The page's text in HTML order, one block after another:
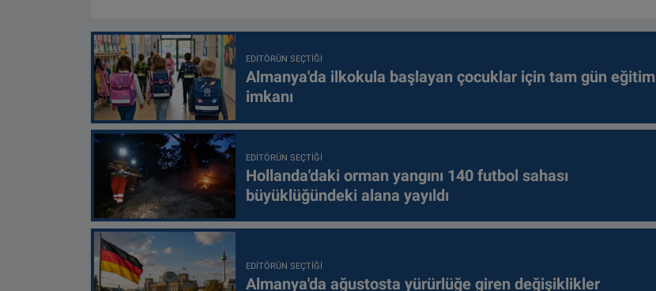
EDITÖRÜN SEÇTIĞI
Almanya'da ilkokula başlayan çocuklar için tam gün eğitim
imkanı
EDITÖRÜN SEÇTIĞI
Hollanda'daki orman yangını 140 futbol sahası
büyüklüğündeki alana yayıldı
EDITÖRÜN SEÇTIĞI
Almanya'da ağustosta yürürlüğe giren değişiklikler